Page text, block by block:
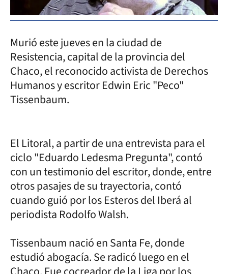
Murió este jueves en la ciudad de
Resistencia, capital de la provincia del
Chaco, el reconocido activista de Derechos
Humanos y escritor Edwin Eric "Peco"
Tissenbaum.
El Litoral, a partir de una entrevista para el
ciclo "Eduardo Ledesma Pregunta", contó
con un testimonio del escritor, donde, entre
otros pasajes de su trayectoria, contó
cuando guió por los Esteros del Iberá al
periodista Rodolfo Walsh.
Tissenbaum nació en Santa Fe, donde
estudió abogacía. Se radicó luego en el